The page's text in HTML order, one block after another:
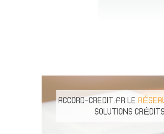
ACCORD-CREDIT.FR LE
SOLUTIONS